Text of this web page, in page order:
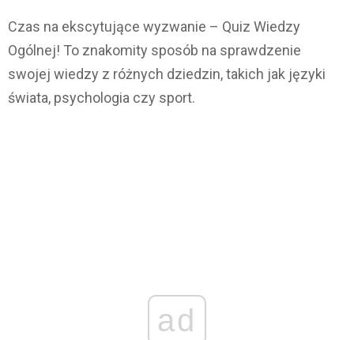
Czas na ekscytujące wyzwanie – Quiz Wiedzy
Ogólnej! To znakomity sposób na sprawdzenie
swojej wiedzy z różnych dziedzin, takich jak języki
świata, psychologia czy sport.
ad